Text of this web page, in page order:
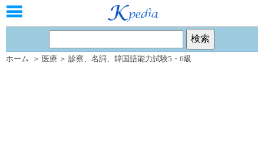
ホーム ＞ 医療 ＞ 診察、 名詞 、 韓国語能力試験5・6級